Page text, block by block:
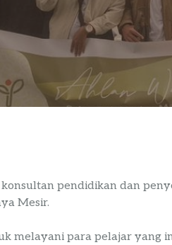
pendidikan dan
Mesir.
melayani para pelajar yang